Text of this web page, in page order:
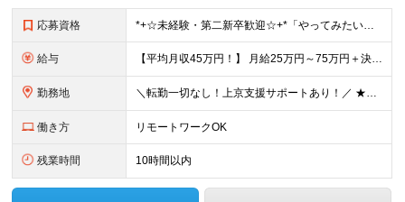
応募資格 *+☆未経験・第⼆新卒歓迎☆+*「やってみたい」で挑戦OK◎ ⼿に職をつけて憧れのWeb業界へ♪ 「 スキルに自信がない・・・ 」 「 デザイナーやエンジニアは興味あるけどよくわからない・・・ 」
給与 【平均月収45万円！】 月給25万円～75万円＋決算賞与＋インセンティブ 【研修期間中】 ⽉給22.1万円〜30万円＋インセンティブ ＼年収400万円UPの事例も多数！／ 【デビュー1年目】 ⽉給
勤務地 ＼転勤一切なし！上京支援サポートあり！／ ★リモートワークも可！／希望を考慮★ 全国、⼀都三県、関東、中部、関⻄、中国、九州など多数 【本社】東京都新宿区新宿1-19-10 サンモールクレスト5F
働き方 リモートワークOK
残業時間 10時間以内